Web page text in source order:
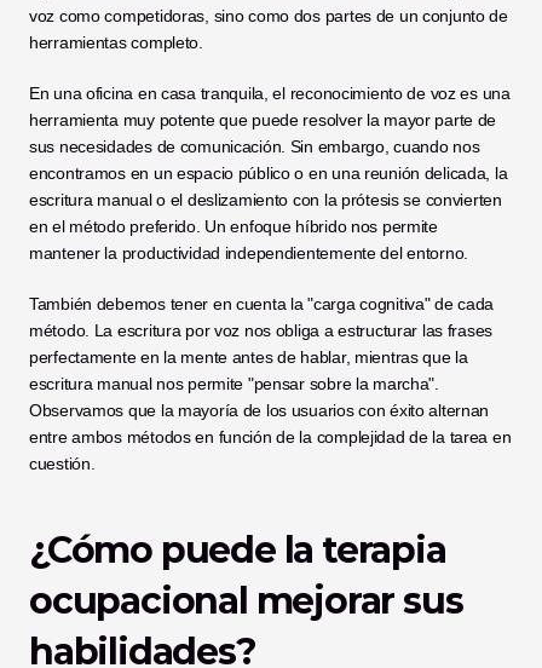
voz como competidoras, sino como dos partes de un conjunto de
herramientas completo.
En una oficina en casa tranquila, el reconocimiento de voz es una
herramienta muy potente que puede resolver la mayor parte de
sus necesidades de comunicación. Sin embargo, cuando nos
encontramos en un espacio público o en una reunión delicada, la
escritura manual o el deslizamiento con la prótesis se convierten
en el método preferido. Un enfoque híbrido nos permite
mantener la productividad independientemente del entorno.
También debemos tener en cuenta la "carga cognitiva" de cada
método. La escritura por voz nos obliga a estructurar las frases
perfectamente en la mente antes de hablar, mientras que la
escritura manual nos permite "pensar sobre la marcha".
Observamos que la mayoría de los usuarios con éxito alternan
entre ambos métodos en función de la complejidad de la tarea en
cuestión.
¿Cómo puede la terapia
ocupacional mejorar sus
habilidades?